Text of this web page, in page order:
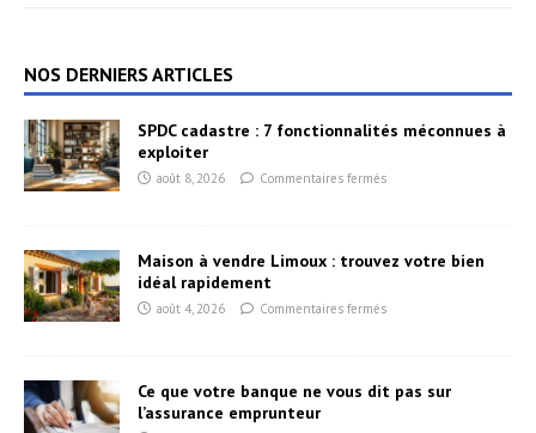
NOS DERNIERS ARTICLES
SPDC cadastre : 7 fonctionnalités méconnues à
exploiter
août 8, 2026 Commentaires fermés
Maison à vendre Limoux : trouvez votre bien
idéal rapidement
août 4, 2026 Commentaires fermés
Ce que votre banque ne vous dit pas sur
l’assurance emprunteur